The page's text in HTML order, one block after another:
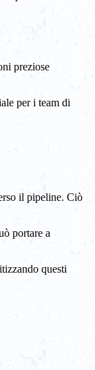
preziose
per i team di
il pipeline. Ciò
portare a
questi